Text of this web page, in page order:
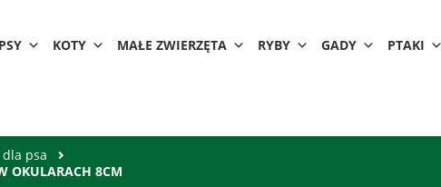
PSY KOTY MAŁE ZWIERZĘTA RYBY GADY PTAKI
psa
OKULARACH 8CM